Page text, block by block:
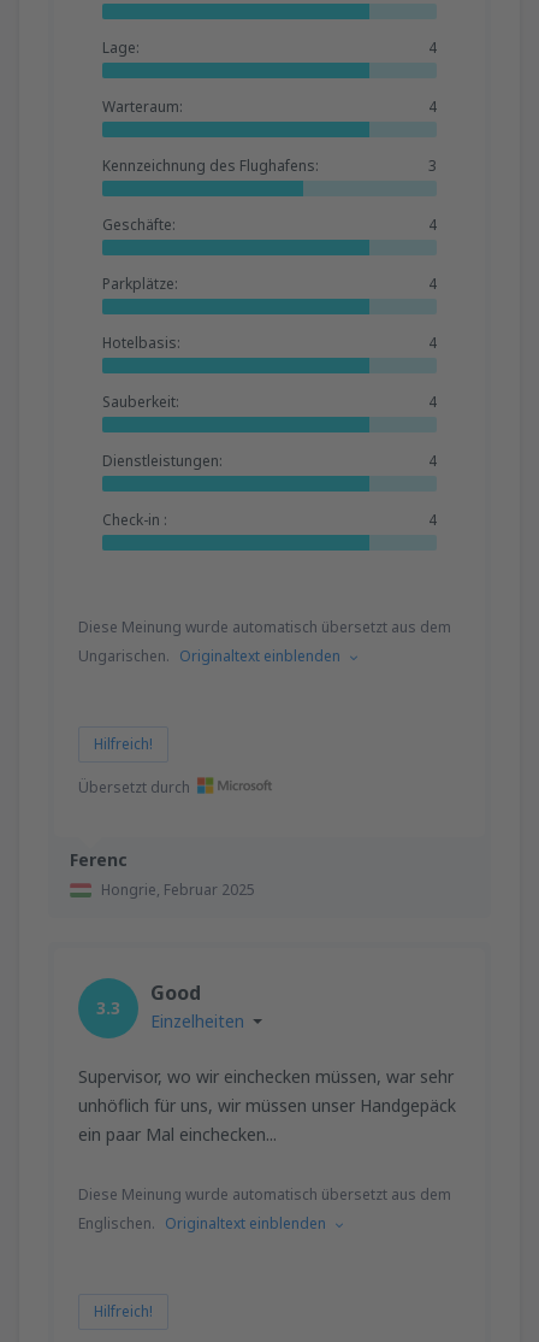
Ferenc
Hongrie, Februar 2025
Lage: 4
Warteraum: 4
Kennzeichnung des Flughafens: 3
Geschäfte: 4
Parkplätze: 4
Hotelbasis: 4
Sauberkeit: 4
Dienstleistungen: 4
Check-in : 4
Diese Meinung wurde automatisch übersetzt aus dem
Ungarischen. Originaltext einblenden
Hilfreich!
Übersetzt durch
3.3
Good
Einzelheiten
Supervisor, wo wir einchecken müssen, war sehr
unhöflich für uns, wir müssen unser Handgepäck
ein paar Mal einchecken...
Diese Meinung wurde automatisch übersetzt aus dem
Englischen. Originaltext einblenden
Hilfreich!